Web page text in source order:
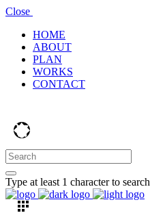
Close
HOME
ABOUT
PLAN
WORKS
CONTACT
Type at least 1 character to search